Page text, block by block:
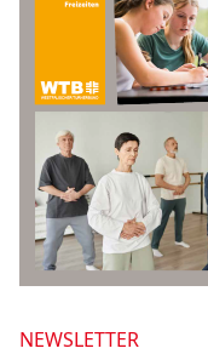
NEWSLETTER